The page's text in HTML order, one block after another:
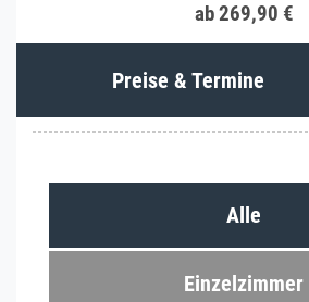
ab 269,90 €
Preise & Termine
Alle
Einzelzimmer